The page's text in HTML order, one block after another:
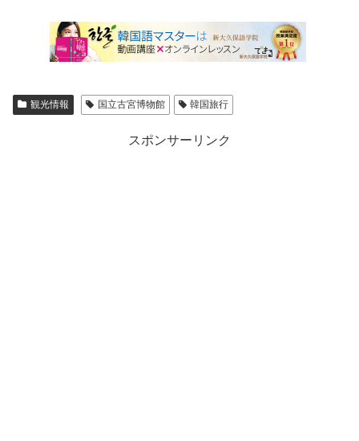
観光情報 国立古宮博物館 韓国旅行
スポンサーリンク